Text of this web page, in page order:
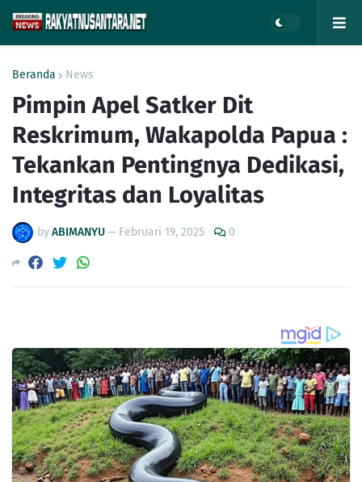
Beranda News
Pimpin Apel Satker Dit
Reskrimum, Wakapolda Papua :
Tekankan Pentingnya Dedikasi,
Integritas dan Loyalitas
byABIMANYU— Februari 19, 2025 0